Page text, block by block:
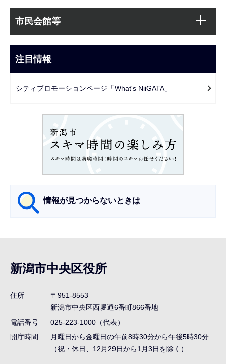
文
こ
ま
で
ビ
ー
市民会館等
注目情報
シティプロモーションページ「What's NiiGATA」
情報が見つからないときは
ナ
ビ
ゲ
シ
ョ
新潟市中央区役所
住所
〒951-8553
新潟市中央区西堀通6番町866番地
電話番号
025-223-1000（代表）
開庁時間
月曜日から金曜日の午前8時30分から午後5時30分
（祝・休日、12月29日から1月3日を除く）